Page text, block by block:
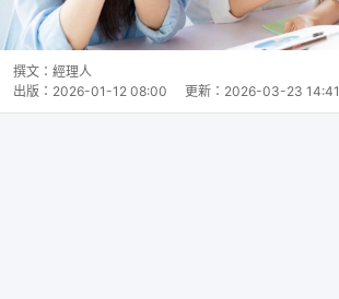
撰文： 經理人
出版： 2026-01-12 08:00 更新： 2026-03-23 14:41